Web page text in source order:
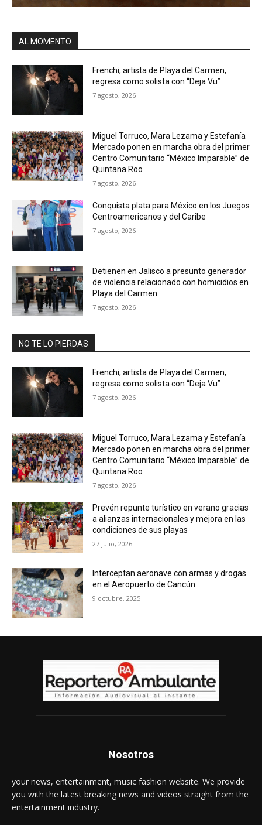
AL MOMENTO
Frenchi, artista de Playa del Carmen,
regresa como solista con “Deja Vu”
7 agosto, 2026
Miguel Torruco, Mara Lezama y Estefanía
Mercado ponen en marcha obra del primer
Centro Comunitario “México Imparable” de
Quintana Roo
7 agosto, 2026
Conquista plata para México en los Juegos
Centroamericanos y del Caribe
7 agosto, 2026
Detienen en Jalisco a presunto generador
de violencia relacionado con homicidios en
Playa del Carmen
7 agosto, 2026
NO TE LO PIERDAS
Frenchi, artista de Playa del Carmen,
regresa como solista con “Deja Vu”
7 agosto, 2026
Miguel Torruco, Mara Lezama y Estefanía
Mercado ponen en marcha obra del primer
Centro Comunitario “México Imparable” de
Quintana Roo
7 agosto, 2026
Prevén repunte turístico en verano gracias
a alianzas internacionales y mejora en las
condiciones de sus playas
27 julio, 2026
Interceptan aeronave con armas y drogas
en el Aeropuerto de Cancún
9 octubre, 2025
Nosotros
your news, entertainment, music fashion website. We provide
you with the latest breaking news and videos straight from the
entertainment industry.